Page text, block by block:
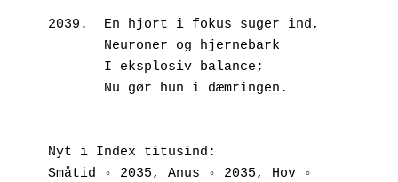
2039.  En hjort i fokus suger ind,
       Neuroner og hjernebark
       I eksplosiv balance;
       Nu gør hun i dæmringen.
Nyt i Index titusind:
Småtid ◦ 2035, Anus ◦ 2035, Hov ◦